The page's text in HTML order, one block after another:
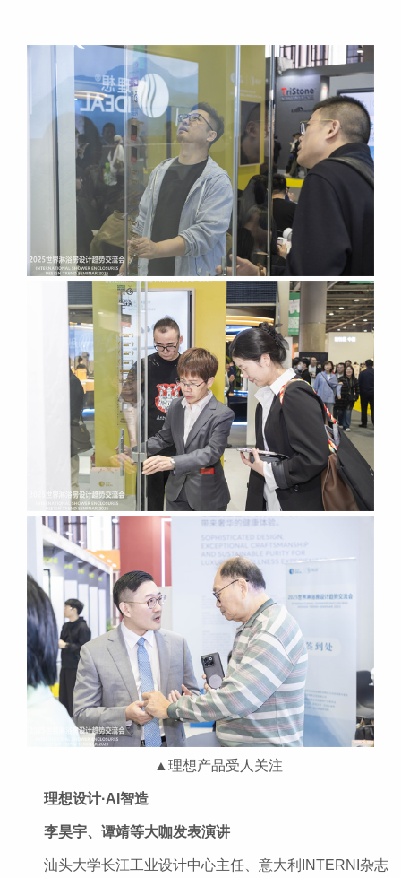
▲理想产品受人关注
理想设计·AI智造
李昊宇、谭靖等大咖发表演讲
汕头大学长江工业设计中心主任、意大利INTERNI杂志